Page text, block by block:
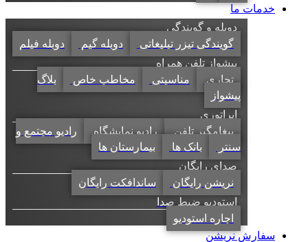
خدمات ما
دوبله و گویندگی
گویندگی تیزر تبلیغاتی
دوبله گیم
دوبله فیلم
پیشواز تلفن همراه
تجاری
مناسبتی مخاطب خاص
بلاگ
پیشواز
اپراتوری
پیغامگیر تلفن
رادیو نمایشگاه
رادیو مجتمع و
سنتر
بانک ها
بیمارستان ها
صدای رایگان
نریشن رایگان
ساندافکت رایگان
استودیو ضبط صدا
اجاره استودیو
سفارش نریشن